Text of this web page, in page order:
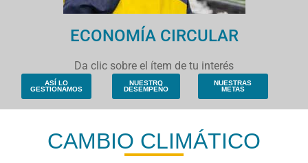
ECONOMÍA CIRCULAR
Da clic sobre el ítem de tu interés
ASÍ LO
GESTIONAMOS
NUESTRO
DESEMPEÑO
NUESTRAS
METAS
CAMBIO CLIMÁTICO